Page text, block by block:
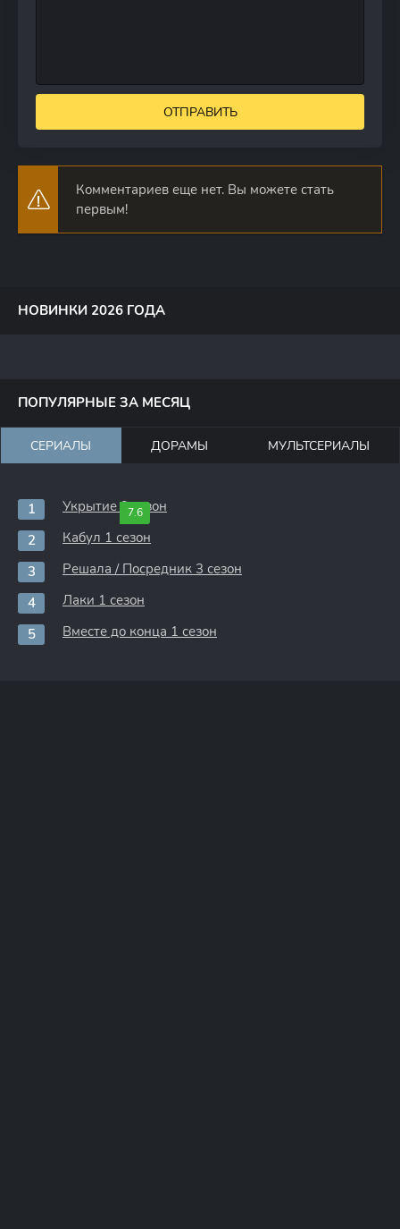
ОТПРАВИТЬ
Комментариев еще нет. Вы можете стать
первым!
НОВИНКИ 2026 ГОДА
ПОПУЛЯРНЫЕ ЗА МЕСЯЦ
СЕРИАЛЫ ДОРАМЫ МУЛЬТСЕРИАЛЫ
7.6
Укрытие 3 сезон
Кабул 1 сезон
Решала / Посредник 3 сезон
Лаки 1 сезон
Вместе до конца 1 сезон